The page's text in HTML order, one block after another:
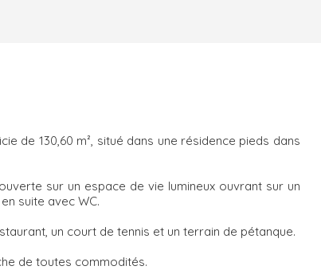
de 130,60 m², situé dans une résidence pieds dans
sur un espace de vie lumineux ouvrant sur un
suite avec WC.
un court de tennis et un terrain de pétanque.
de toutes commodités.